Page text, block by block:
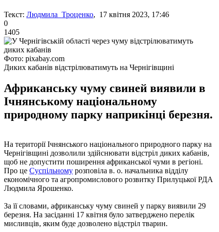
Текст: Людмила Троценко, 17 квітня 2023, 17:46
0
1405
Фото: pixabay.com
Диких кабанів відстрілюватимуть на Чернігівщині
Африканську чуму свиней виявили в
Ічнянському національному
природному парку наприкінці березня.
На території Ічнянського національного природного парку на
Чернігівщині дозволили здійснювати відстріл диких кабанів,
щоб не допустити поширення африканської чуми в регіоні.
Про це Суспільному розповіла в. о. начальника відділу
економічного та агропромислового розвитку Прилуцької РДА
Людмила Ярошенко.
За її словами, африканську чуму свиней у парку виявили 29
березня. На засіданні 17 квітня було затверджено перелік
мисливців, яким буде дозволено відстріл тварин.